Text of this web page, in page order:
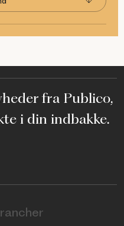
fra Publico,
i din indbakke.